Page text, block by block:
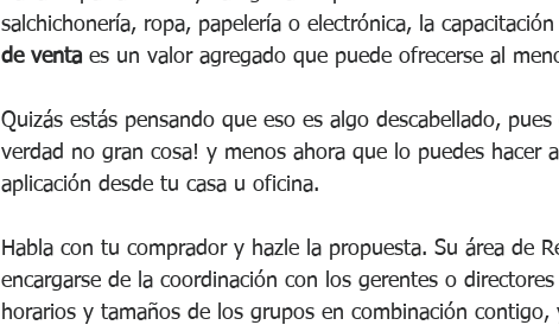
salchichonería, ropa, papelería o electrónica, la
de venta es un valor agregado que puede ofrecerse al
Quizás estás pensando que eso es algo descabellado,
verdad no gran cosa! y menos ahora que lo puedes hacer
aplicación desde tu casa u oficina.
Habla con tu comprador y hazle la propuesta. Su área de
encargarse de la coordinación con los gerentes o
horarios y tamaños de los grupos en combinación contigo,